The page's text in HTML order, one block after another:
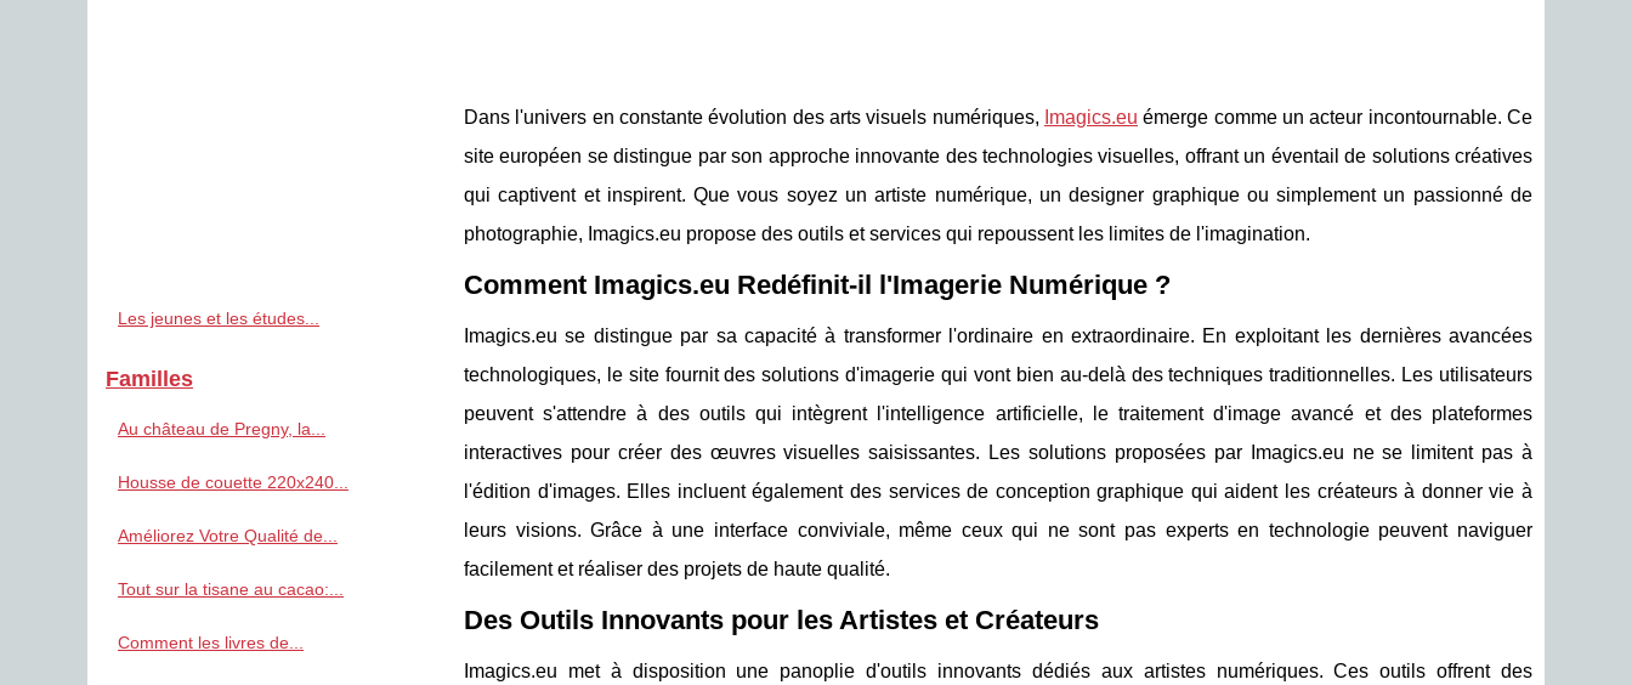
Dans l'univers en constante évolution des arts visuels numériques, Imagics.eu émerge comme un acteur incontournable. Ce
site européen se distingue par son approche innovante des technologies visuelles, offrant un éventail de solutions créatives
qui captivent et inspirent. Que vous soyez un artiste numérique, un designer graphique ou simplement un passionné de
photographie, Imagics.eu propose des outils et services qui repoussent les limites de l'imagination.
Comment Imagics.eu Redéfinit-il l'Imagerie Numérique ?
Imagics.eu se distingue par sa capacité à transformer l'ordinaire en extraordinaire. En exploitant les dernières avancées
technologiques, le site fournit des solutions d'imagerie qui vont bien au-delà des techniques traditionnelles. Les utilisateurs
peuvent s'attendre à des outils qui intègrent l'intelligence artificielle, le traitement d'image avancé et des plateformes
interactives pour créer des œuvres visuelles saisissantes. Les solutions proposées par Imagics.eu ne se limitent pas à
l'édition d'images. Elles incluent également des services de conception graphique qui aident les créateurs à donner vie à
leurs visions. Grâce à une interface conviviale, même ceux qui ne sont pas experts en technologie peuvent naviguer
facilement et réaliser des projets de haute qualité.
Des Outils Innovants pour les Artistes et Créateurs
Imagics.eu met à disposition une panoplie d'outils innovants dédiés aux artistes numériques. Ces outils offrent des
Les jeunes et les études...
Familles
Au château de Pregny, la...
Housse de couette 220x240...
Améliorez Votre Qualité de...
Tout sur la tisane au cacao:...
Comment les livres de...